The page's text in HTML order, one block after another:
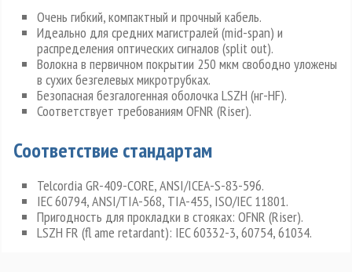
Очень гибкий, компактный и прочный кабель.
Идеально для средних магистралей (mid-span) и
распределения оптических сигналов (split out).
Волокна в первичном покрытии 250 мкм свободно уложены
в сухих безгелевых микротрубках.
Безопасная безгалогенная оболочка LSZH (нг-HF).
Соответствует требованиям OFNR (Riser).
Соответствие стандартам
Telcordia GR-409-CORE, ANSI/ICEA-S-83-596.
IEC 60794, ANSI/TIA-568, TIA-455, ISO/IEC 11801.
Пригодность для прокладки в стояках: OFNR (Riser).
LSZH FR (fl ame retardant): IEC 60332-3, 60754, 61034.